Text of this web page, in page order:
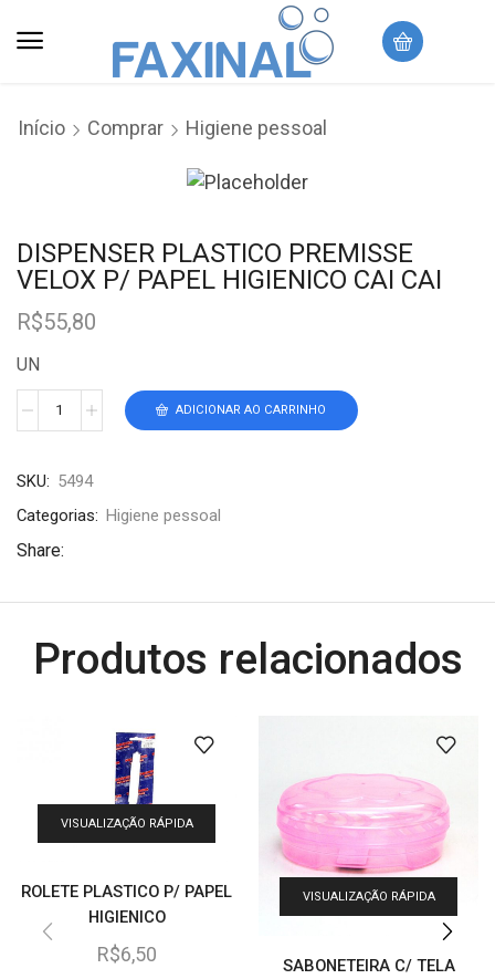
Início Comprar Higiene pessoal
DISPENSER PLASTICO PREMISSE
VELOX P/ PAPEL HIGIENICO CAI CAI
R$55,80
UN
ADICIONAR AO CARRINHO
SKU: 5494
Categorias: Higiene pessoal
Share:
Produtos relacionados
VISUALIZAÇÃO RÁPIDA
ROLETE PLASTICO P/ PAPEL
HIGIENICO
R$6,50
VISUALIZAÇÃO RÁPIDA
SABONETEIRA C/ TELA